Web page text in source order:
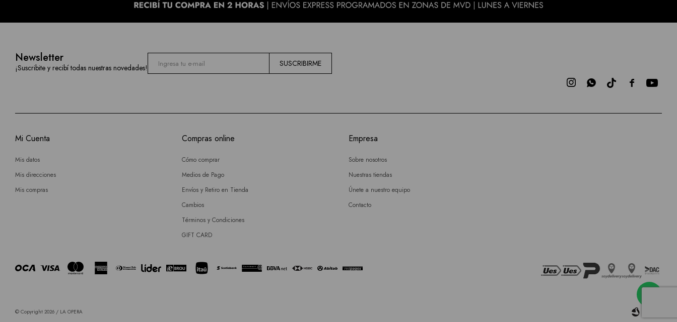
Newsletter
¡Suscribite y recibí todas nuestras novedades! SUSCRIBIRME

 
Mi Cuenta
Mis datos
Mis direcciones
Mis compras
Compras online
Cómo comprar
Medios de Pago
Envíos y Retiro en Tienda
Cambios
Términos y Condiciones
GIFT CARD
Empresa
Sobre nosotros
Nuestras tiendas
Únete a nuestro equipo
Contacto
© Copyright 2026 / LA OPERA